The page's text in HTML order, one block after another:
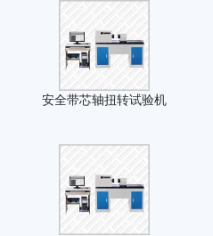
安全带芯轴扭转试验机